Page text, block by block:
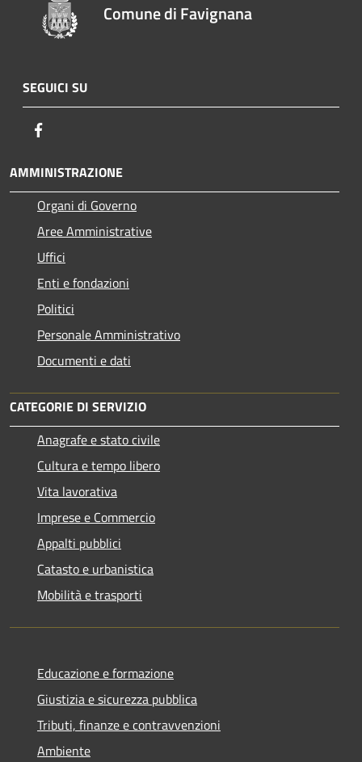
Comune di Favignana
SEGUICI SU
AMMINISTRAZIONE
Organi di Governo
Aree Amministrative
Uffici
Enti e fondazioni
Politici
Personale Amministrativo
Documenti e dati
CATEGORIE DI SERVIZIO
Anagrafe e stato civile
Cultura e tempo libero
Vita lavorativa
Imprese e Commercio
Appalti pubblici
Catasto e urbanistica
Mobilità e trasporti
Educazione e formazione
Giustizia e sicurezza pubblica
Tributi, finanze e contravvenzioni
Ambiente